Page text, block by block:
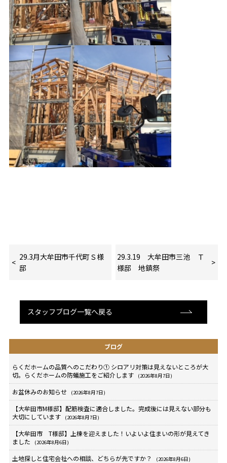
29.3月大牟田市千代町Ｓ様
邸
29.3.19 大牟田市三池 Ｔ
様邸 地鎮祭
スタッフブログ一覧へ戻る
ブログ
らくだホームの品質へのこだわり① シロアリ対策は見えないところが大
切。らくだホームの防蟻施工をご紹介します
(2026年8月7日)
お盆休みのお知らせ (2026年8月7日)
【大牟田市M様邸】配筋検査に適合しました。完成後には見えない部分も
大切にしています
(2026年8月7日)
【大牟田市 T様邸】上棟を迎えました！いよいよ住まいの形が見えてき
ました
(2026年8月6日)
土地探しと住宅会社への相談、どちらが先ですか？ (2026年8月6日)